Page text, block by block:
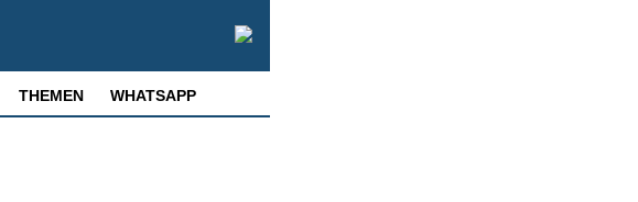
THEMEN WHATSAPP